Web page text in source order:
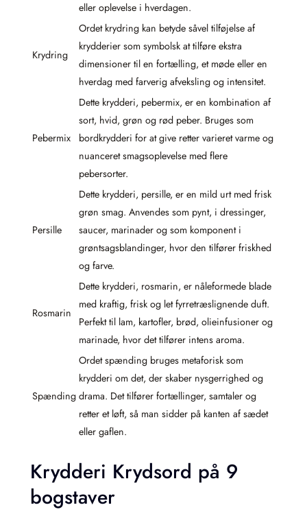
eller oplevelse i hverdagen.
Krydring
Ordet krydring kan betyde såvel tilføjelse af
krydderier som symbolsk at tilføre ekstra
dimensioner til en fortælling, et møde eller en
hverdag med farverig afveksling og intensitet.
Pebermix
Dette krydderi, pebermix, er en kombination af
sort, hvid, grøn og rød peber. Bruges som
bordkrydderi for at give retter varieret varme og
nuanceret smagsoplevelse med flere
pebersorter.
Persille
Dette krydderi, persille, er en mild urt med frisk
grøn smag. Anvendes som pynt, i dressinger,
saucer, marinader og som komponent i
grøntsagsblandinger, hvor den tilfører friskhed
og farve.
Rosmarin
Dette krydderi, rosmarin, er nåleformede blade
med kraftig, frisk og let fyrretræslignende duft.
Perfekt til lam, kartofler, brød, olieinfusioner og
marinade, hvor det tilfører intens aroma.
Spænding
Ordet spænding bruges metaforisk som
krydderi om det, der skaber nysgerrighed og
drama. Det tilfører fortællinger, samtaler og
retter et løft, så man sidder på kanten af sædet
eller gaflen.
Krydderi Krydsord på 9
bogstaver